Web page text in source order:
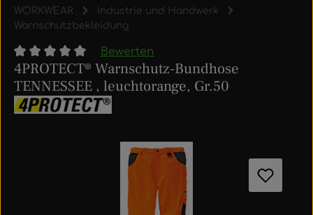
WORKWEAR
Industrie und Handwerk
Warnschutzbekleidung
Durchschnittliche Bewertung von 0 von 5 Sternen
Bewerten
4PROTECT® Warnschutz-Bundhose
TENNESSEE , leuchtorange, Gr.50
Bildergalerie überspringen